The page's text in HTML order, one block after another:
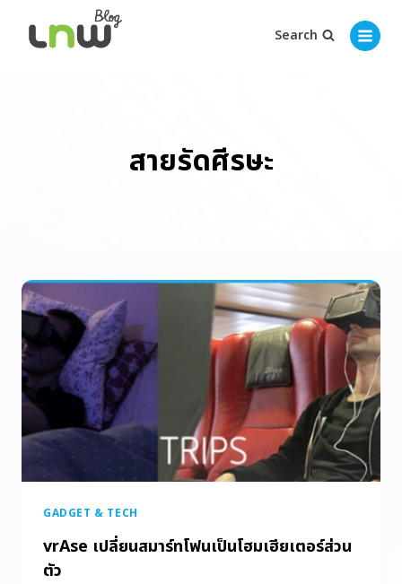
Search
สายรัดศีรษะ
GADGET & TECH
vrAse เปลี่ยนสมาร์ทโฟนเป็นโฮมเฮียเตอร์ส่วน
ตัว